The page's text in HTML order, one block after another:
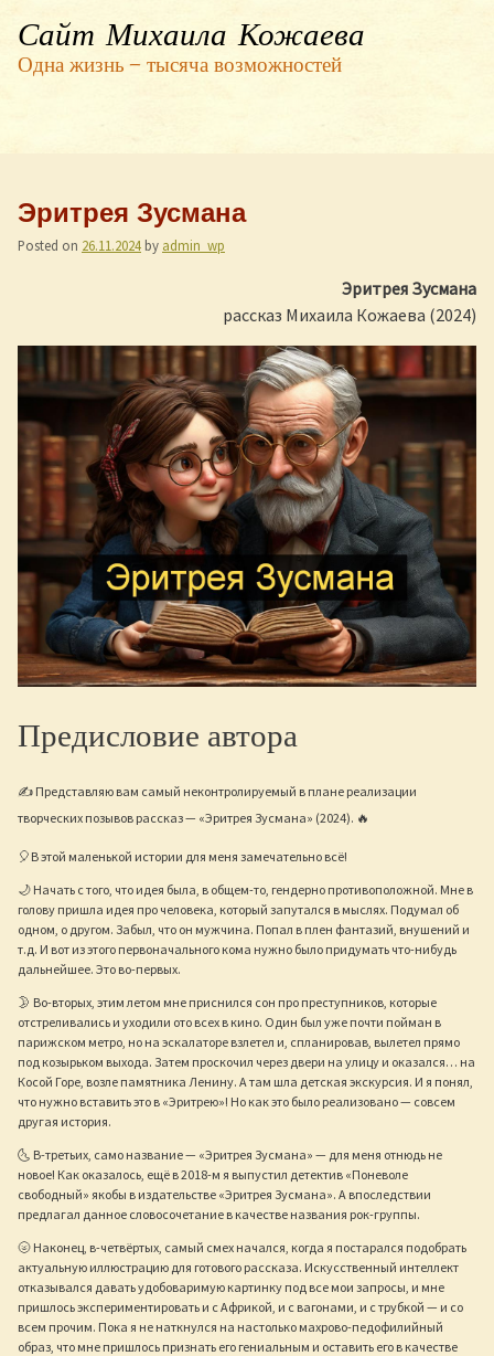
Сайт Михаила Кожаева
Одна жизнь — тысяча возможностей
Эритрея Зусмана
Posted on 26.11.2024 by admin_wp
Эритрея Зусмана
рассказ Михаила Кожаева (2024)
Предисловие автора
✍ Представляю вам самый неконтролируемый в плане реализации
творческих позывов рассказ — «Эритрея Зусмана» (2024). 🔥
🎈В этой маленькой истории для меня замечательно всё!
🌙 Начать с того, что идея была, в общем-то, гендерно противоположной. Мне в
голову пришла идея про человека, который запутался в мыслях. Подумал об
одном, о другом. Забыл, что он мужчина. Попал в плен фантазий, внушений и
т.д. И вот из этого первоначального кома нужно было придумать что-нибудь
дальнейшее. Это во-первых.
🌛 Во-вторых, этим летом мне приснился сон про преступников, которые
отстреливались и уходили ото всех в кино. Один был уже почти пойман в
парижском метро, но на эскалаторе взлетел и, спланировав, вылетел прямо
под козырьком выхода. Затем проскочил через двери на улицу и оказался… на
Косой Горе, возле памятника Ленину. А там шла детская экскурсия. И я понял,
что нужно вставить это в «Эритрею»! Но как это было реализовано — совсем
другая история.
🌜 В-третьих, само название — «Эритрея Зусмана» — для меня отнюдь не
новое! Как оказалось, ещё в 2018-м я выпустил детектив «Поневоле
свободный» якобы в издательстве «Эритрея Зусмана». А впоследствии
предлагал данное словосочетание в качестве названия рок-группы.
🌝 Наконец, в-четвёртых, самый смех начался, когда я постарался подобрать
актуальную иллюстрацию для готового рассказа. Искусственный интеллект
отказывался давать удобоваримую картинку под все мои запросы, и мне
пришлось экспериментировать и с Африкой, и с вагонами, и с трубкой — и со
всем прочим. Пока я не наткнулся на настолько махрово-педофилийный
образ, что мне пришлось признать его гениальным и оставить его в качестве